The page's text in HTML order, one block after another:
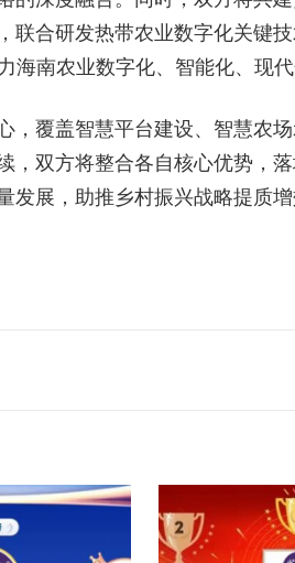
联合研发热带农业数字化关键
海南农业数字化、智能化、现
覆盖智慧平台建设、智慧农
，双方将整合各自核心优势，
展，助推乡村振兴战略提质增